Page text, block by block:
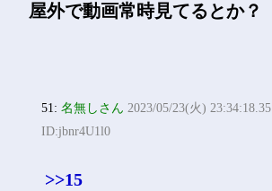
屋外で動画常時見てるとか？
51:名無しさん 2023/05/23(火) 23:34:18.35
ID:jbnr4U1l0
>>15